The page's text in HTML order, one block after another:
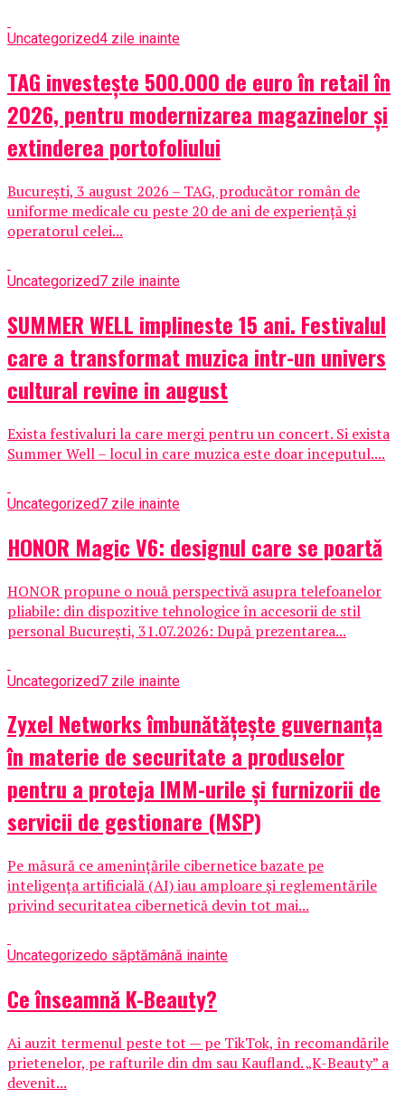
Uncategorized4 zile inainte
TAG investește 500.000 de euro în retail în
2026, pentru modernizarea magazinelor și
extinderea portofoliului
București, 3 august 2026 – TAG, producător român de
uniforme medicale cu peste 20 de ani de experiență și
operatorul celei...
Uncategorized7 zile inainte
SUMMER WELL implineste 15 ani. Festivalul
care a transformat muzica intr-un univers
cultural revine in august
Exista festivaluri la care mergi pentru un concert. Si exista
Summer Well – locul in care muzica este doar inceputul....
Uncategorized7 zile inainte
HONOR Magic V6: designul care se poartă
HONOR propune o nouă perspectivă asupra telefoanelor
pliabile: din dispozitive tehnologice în accesorii de stil
personal București, 31.07.2026: După prezentarea...
Uncategorized7 zile inainte
Zyxel Networks îmbunătățește guvernanța
în materie de securitate a produselor
pentru a proteja IMM-urile și furnizorii de
servicii de gestionare (MSP)
Pe măsură ce amenințările cibernetice bazate pe
inteligența artificială (AI) iau amploare și reglementările
privind securitatea cibernetică devin tot mai...
Uncategorizedo săptămână inainte
Ce înseamnă K-Beauty?
Ai auzit termenul peste tot — pe TikTok, în recomandările
prietenelor, pe rafturile din dm sau Kaufland. „K-Beauty” a
devenit...